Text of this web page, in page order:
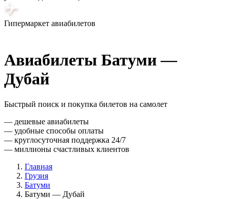
Гипермаркет авиабилетов
Авиабилеты Батуми —
Дубай
Быстрый поиск и покупка билетов на самолет
— дешевые авиабилеты
— удобные способы оплаты
— круглосуточная поддержка 24/7
— миллионы счастливых клиентов
Главная
Грузия
Батуми
Батуми — Дубай